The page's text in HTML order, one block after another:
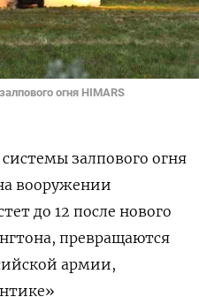
огня HIMARS
залпового огня
вооружении
до 12 после нового
превращаются
армии,